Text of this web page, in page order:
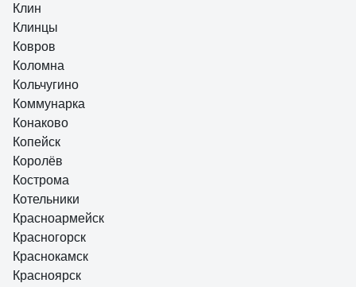
Клин
Клинцы
Ковров
Коломна
Кольчугино
Коммунарка
Конаково
Копейск
Королёв
Кострома
Котельники
Красноармейск
Красногорск
Краснокамск
Красноярск